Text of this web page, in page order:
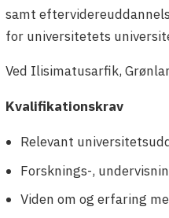
samt
for universitetets
Ved Ilisimatusarfik,
Kvalifikationskrav
Relevant
Forsknings-,
Viden om og erfaring